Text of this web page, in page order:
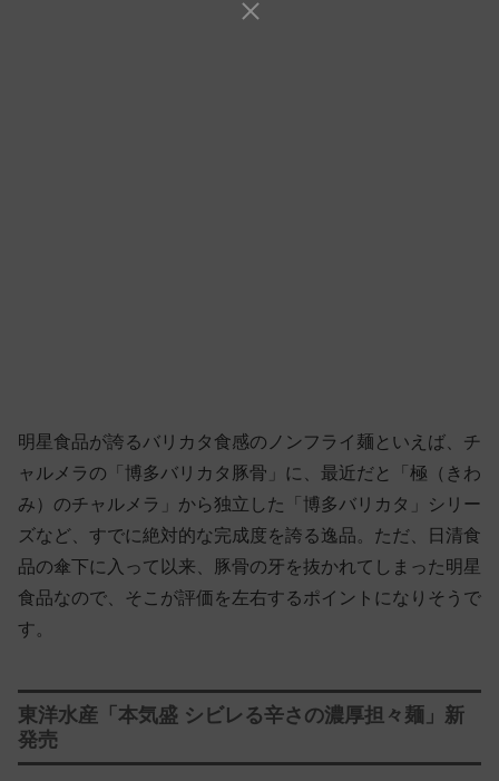
明星食品が誇るバリカタ食感のノンフライ麺といえば、チ
ャルメラの「博多バリカタ豚骨」に、最近だと「極（きわ
み）のチャルメラ」から独立した「博多バリカタ」シリー
ズなど、すでに絶対的な完成度を誇る逸品。ただ、日清食
品の傘下に入って以来、豚骨の牙を抜かれてしまった明星
食品なので、そこが評価を左右するポイントになりそうで
す。
東洋水産「本気盛 シビレる辛さの濃厚担々麺」新
発売